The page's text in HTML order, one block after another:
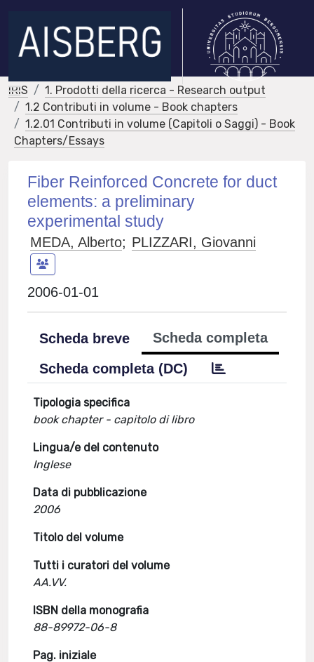
IRIS
1. Prodotti della ricerca - Research output
1.2 Contributi in volume - Book chapters
1.2.01 Contributi in volume (Capitoli o Saggi) - Book
Chapters/Essays
Fiber Reinforced Concrete for duct
elements: a preliminary
experimental study
MEDA, Alberto; PLIZZARI, Giovanni
2006-01-01
Scheda breve
Scheda completa
Scheda completa (DC)
Tipologia specifica
book chapter - capitolo di libro
Lingua/e del contenuto
Inglese
Data di pubblicazione
2006
Titolo del volume
Tutti i curatori del volume
AA.VV.
ISBN della monografia
88-89972-06-8
Pag. iniziale